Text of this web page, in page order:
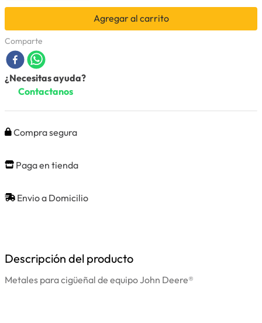
Agregar al carrito
Comparte
¿Necesitas ayuda?
Contactanos
Compra segura
Paga en tienda
Envio a Domicilio
Descripción del producto
Metales para cigüeñal de equipo John Deere®